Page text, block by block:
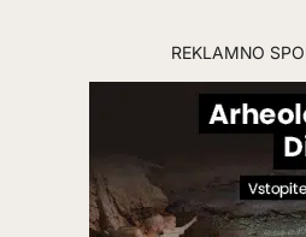
REKLAMNO